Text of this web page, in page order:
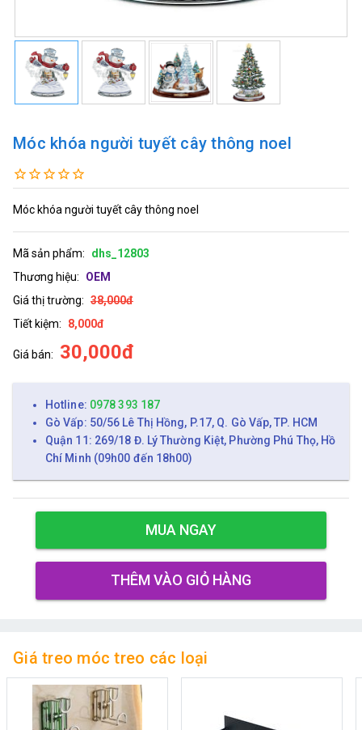
Móc khóa người tuyết cây thông noel
Móc khóa người tuyết cây thông noel
Mã sản phẩm:
dhs_12803
Thương hiệu:
OEM
Giá thị trường: 38,000đ
Tiết kiệm:
8,000đ
Giá bán: 30,000đ
Hotline: 0978 393 187
Gò Vấp: 50/56 Lê Thị Hồng, P.17, Q. Gò Vấp, TP. HCM
Quận 11: 269/18 Đ. Lý Thường Kiệt, Phường Phú Thọ, Hồ
Chí Minh (09h00 đến 18h00)
MUA NGAY
THÊM VÀO GIỎ HÀNG
Giá treo móc treo các loại